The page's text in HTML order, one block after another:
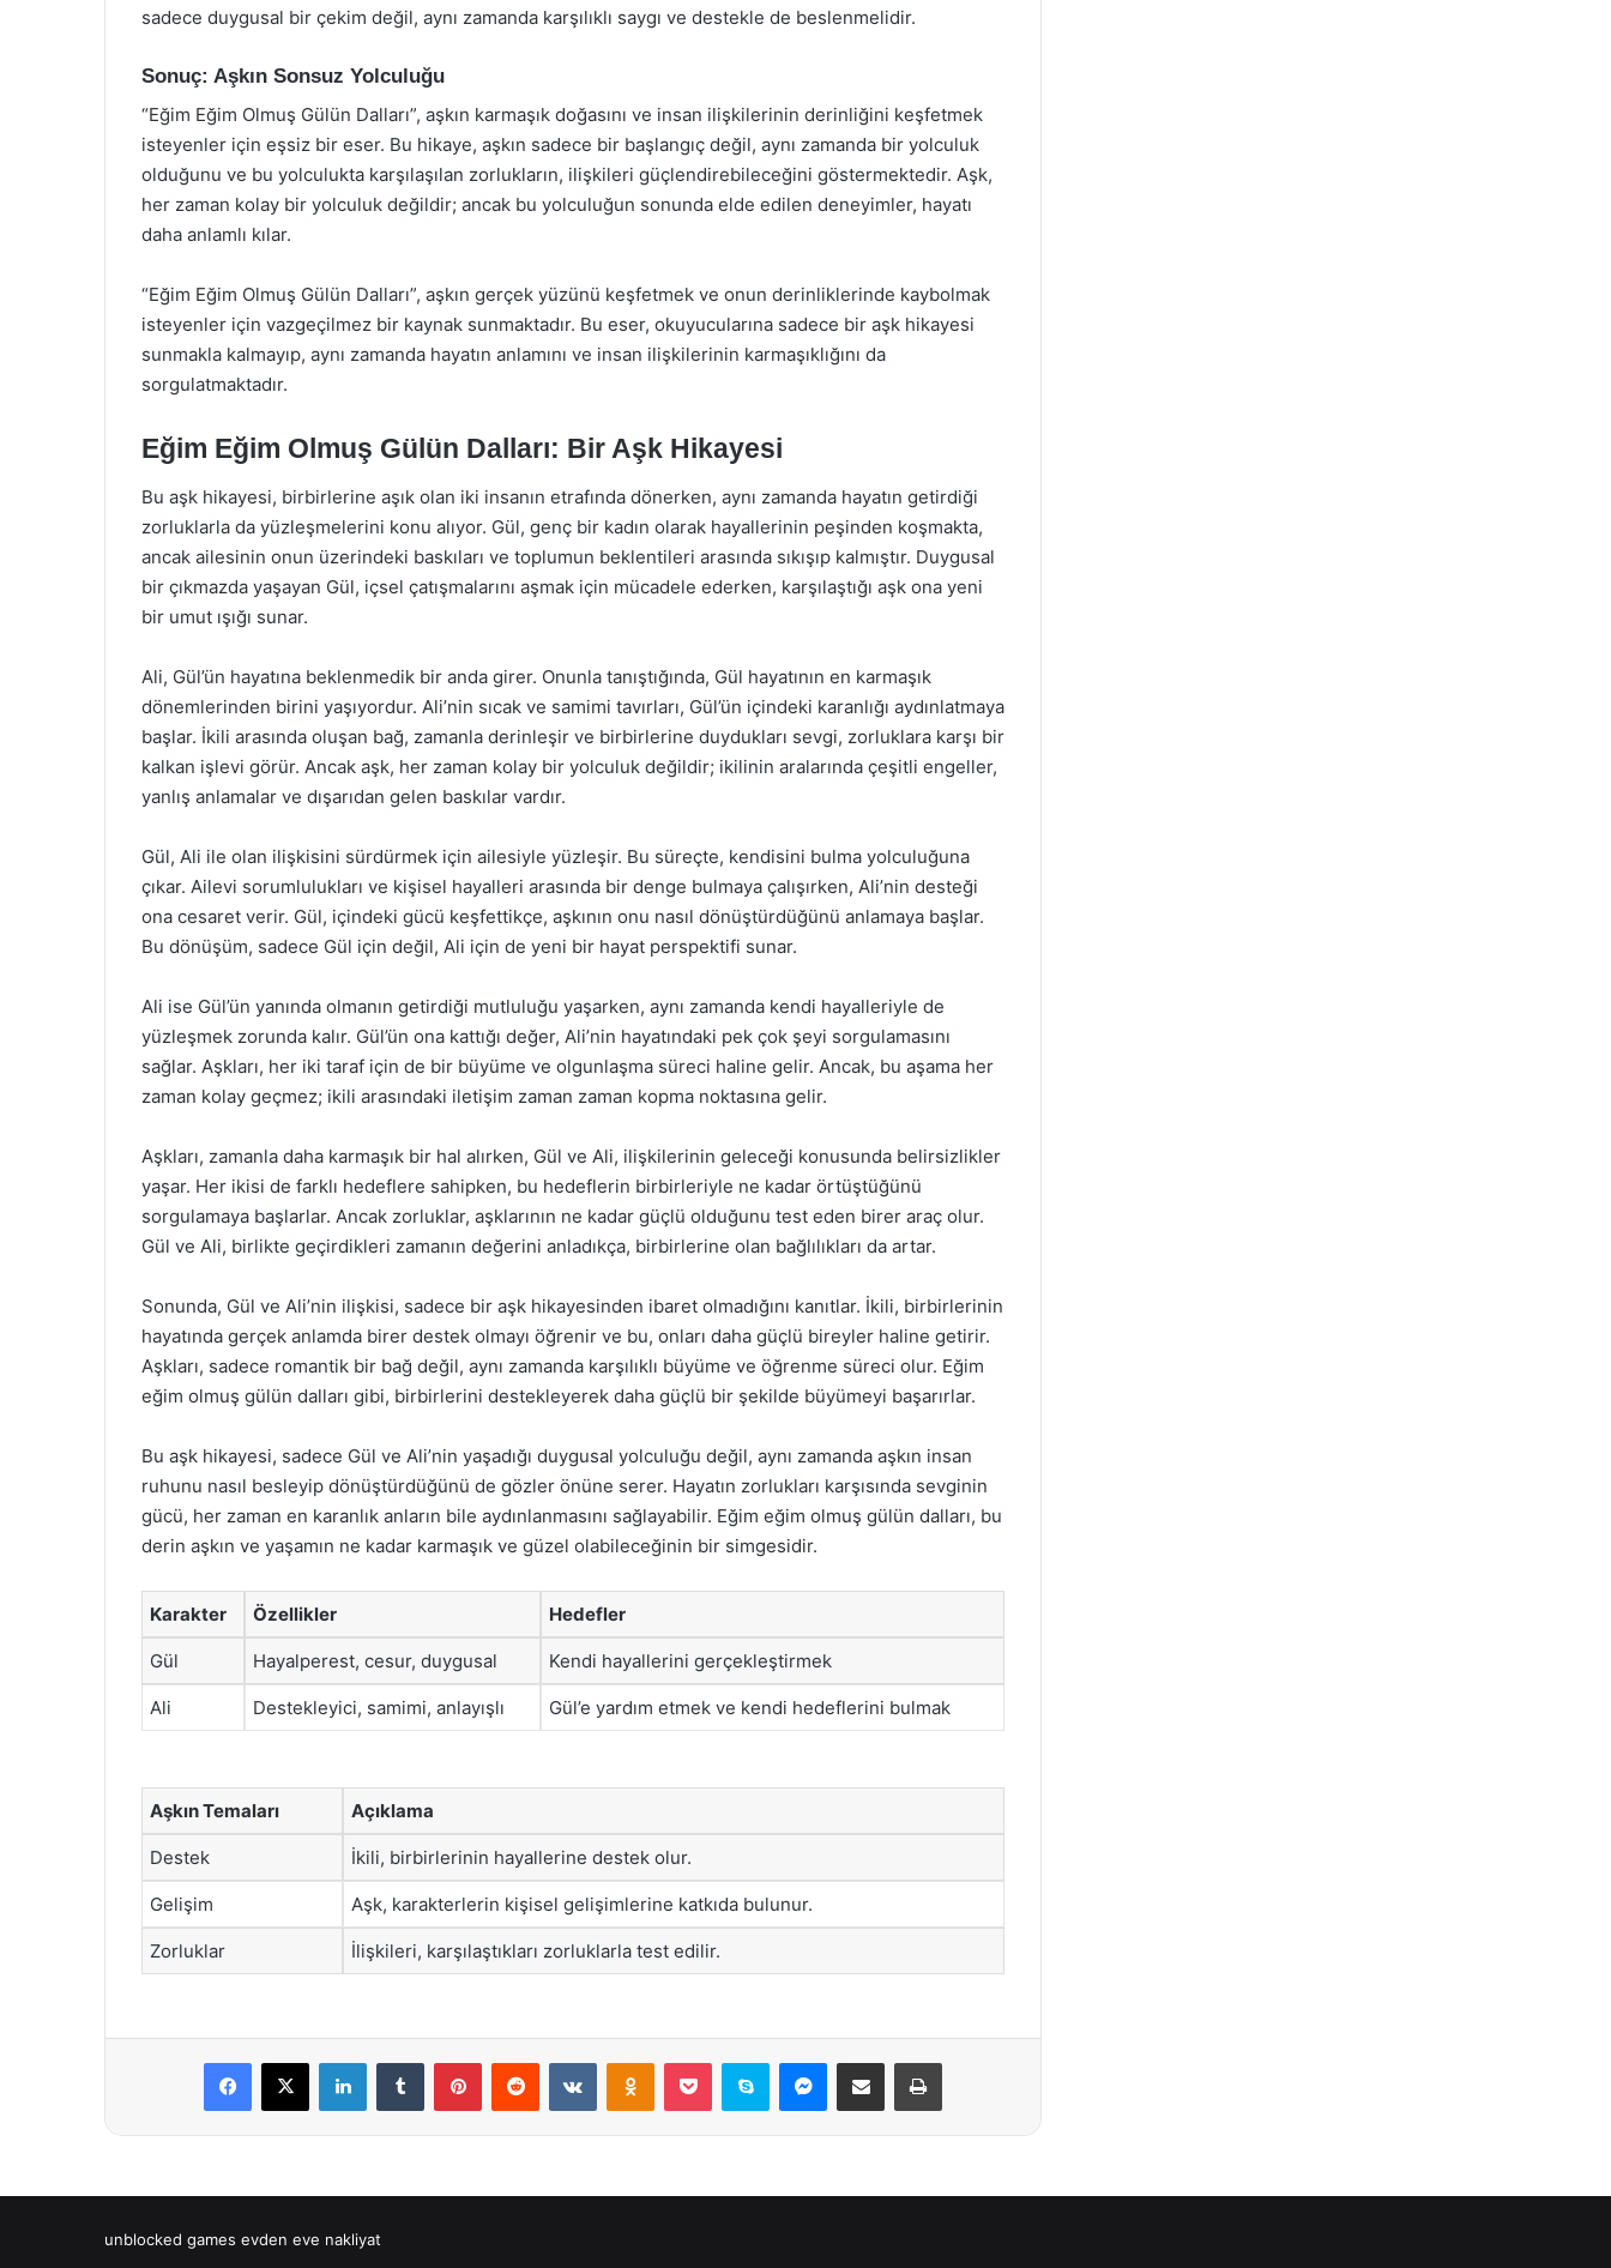
sadece duygusal bir çekim değil, aynı zamanda karşılıklı saygı ve destekle de beslenmelidir.
Sonuç: Aşkın Sonsuz Yolculuğu
“Eğim Eğim Olmuş Gülün Dalları”, aşkın karmaşık doğasını ve insan ilişkilerinin derinliğini keşfetmek
isteyenler için eşsiz bir eser. Bu hikaye, aşkın sadece bir başlangıç değil, aynı zamanda bir yolculuk
olduğunu ve bu yolculukta karşılaşılan zorlukların, ilişkileri güçlendirebileceğini göstermektedir. Aşk,
her zaman kolay bir yolculuk değildir; ancak bu yolculuğun sonunda elde edilen deneyimler, hayatı
daha anlamlı kılar.
“Eğim Eğim Olmuş Gülün Dalları”, aşkın gerçek yüzünü keşfetmek ve onun derinliklerinde kaybolmak
isteyenler için vazgeçilmez bir kaynak sunmaktadır. Bu eser, okuyucularına sadece bir aşk hikayesi
sunmakla kalmayıp, aynı zamanda hayatın anlamını ve insan ilişkilerinin karmaşıklığını da
sorgulatmaktadır.
Eğim Eğim Olmuş Gülün Dalları: Bir Aşk Hikayesi
Bu aşk hikayesi, birbirlerine aşık olan iki insanın etrafında dönerken, aynı zamanda hayatın getirdiği
zorluklarla da yüzleşmelerini konu alıyor. Gül, genç bir kadın olarak hayallerinin peşinden koşmakta,
ancak ailesinin onun üzerindeki baskıları ve toplumun beklentileri arasında sıkışıp kalmıştır. Duygusal
bir çıkmazda yaşayan Gül, içsel çatışmalarını aşmak için mücadele ederken, karşılaştığı aşk ona yeni
bir umut ışığı sunar.
Ali, Gül’ün hayatına beklenmedik bir anda girer. Onunla tanıştığında, Gül hayatının en karmaşık
dönemlerinden birini yaşıyordur. Ali’nin sıcak ve samimi tavırları, Gül’ün içindeki karanlığı aydınlatmaya
başlar. İkili arasında oluşan bağ, zamanla derinleşir ve birbirlerine duydukları sevgi, zorluklara karşı bir
kalkan işlevi görür. Ancak aşk, her zaman kolay bir yolculuk değildir; ikilinin aralarında çeşitli engeller,
yanlış anlamalar ve dışarıdan gelen baskılar vardır.
Gül, Ali ile olan ilişkisini sürdürmek için ailesiyle yüzleşir. Bu süreçte, kendisini bulma yolculuğuna
çıkar. Ailevi sorumlulukları ve kişisel hayalleri arasında bir denge bulmaya çalışırken, Ali’nin desteği
ona cesaret verir. Gül, içindeki gücü keşfettikçe, aşkının onu nasıl dönüştürdüğünü anlamaya başlar.
Bu dönüşüm, sadece Gül için değil, Ali için de yeni bir hayat perspektifi sunar.
Ali ise Gül’ün yanında olmanın getirdiği mutluluğu yaşarken, aynı zamanda kendi hayalleriyle de
yüzleşmek zorunda kalır. Gül’ün ona kattığı değer, Ali’nin hayatındaki pek çok şeyi sorgulamasını
sağlar. Aşkları, her iki taraf için de bir büyüme ve olgunlaşma süreci haline gelir. Ancak, bu aşama her
zaman kolay geçmez; ikili arasındaki iletişim zaman zaman kopma noktasına gelir.
Aşkları, zamanla daha karmaşık bir hal alırken, Gül ve Ali, ilişkilerinin geleceği konusunda belirsizlikler
yaşar. Her ikisi de farklı hedeflere sahipken, bu hedeflerin birbirleriyle ne kadar örtüştüğünü
sorgulamaya başlarlar. Ancak zorluklar, aşklarının ne kadar güçlü olduğunu test eden birer araç olur.
Gül ve Ali, birlikte geçirdikleri zamanın değerini anladıkça, birbirlerine olan bağlılıkları da artar.
Sonunda, Gül ve Ali’nin ilişkisi, sadece bir aşk hikayesinden ibaret olmadığını kanıtlar. İkili, birbirlerinin
hayatında gerçek anlamda birer destek olmayı öğrenir ve bu, onları daha güçlü bireyler haline getirir.
Aşkları, sadece romantik bir bağ değil, aynı zamanda karşılıklı büyüme ve öğrenme süreci olur. Eğim
eğim olmuş gülün dalları gibi, birbirlerini destekleyerek daha güçlü bir şekilde büyümeyi başarırlar.
Bu aşk hikayesi, sadece Gül ve Ali’nin yaşadığı duygusal yolculuğu değil, aynı zamanda aşkın insan
ruhunu nasıl besleyip dönüştürdüğünü de gözler önüne serer. Hayatın zorlukları karşısında sevginin
gücü, her zaman en karanlık anların bile aydınlanmasını sağlayabilir. Eğim eğim olmuş gülün dalları, bu
derin aşkın ve yaşamın ne kadar karmaşık ve güzel olabileceğinin bir simgesidir.
Karakter Özellikler Hedefler
Gül Hayalperest, cesur, duygusal Kendi hayallerini gerçekleştirmek
Ali Destekleyici, samimi, anlayışlı Gül’e yardım etmek ve kendi hedeflerini bulmak
Aşkın Temaları Açıklama
Destek İkili, birbirlerinin hayallerine destek olur.
Gelişim Aşk, karakterlerin kişisel gelişimlerine katkıda bulunur.
Zorluklar İlişkileri, karşılaştıkları zorluklarla test edilir.
Facebook
X LinkedInTumblr PinterestReddit VKontakteOdnoklassniki
Pocket Skype Messenger
E-Posta ile paylaş Yazdır
unblocked games evden eve nakliyat